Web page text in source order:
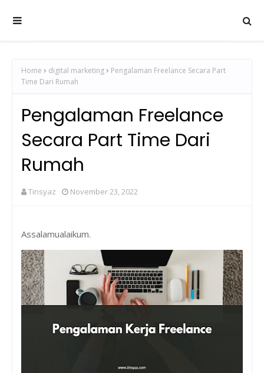
Home digital marketing
Pengalaman Freelance Secara Part
Time Dari Rumah
Pengalaman Freelance
Secara Part Time Dari
Rumah
Tinsyaz November 23, 2022
Assalamualaikum.